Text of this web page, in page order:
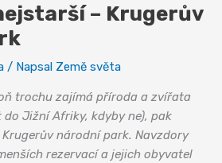
– Krugerův
/ Napsal Země světa
trochu zajímá příroda a zvířata
Jižní Afriky, kdyby ne), pak
národní park. Navzdory
rezervací a jejich obyvatel